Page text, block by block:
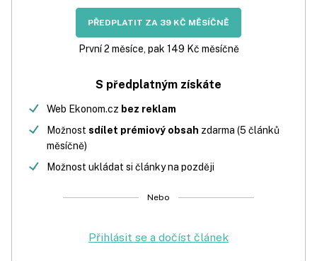
PŘEDPLATIT ZA 39 KČ MĚSÍČNĚ
První 2 měsíce, pak 149 Kč měsíčně
S předplatným získáte
Web Ekonom.cz bez reklam
Možnost sdílet prémiový obsah zdarma (5 článků
měsíčně)
Možnost ukládat si články na později
Nebo
Přihlásit se a dočíst článek